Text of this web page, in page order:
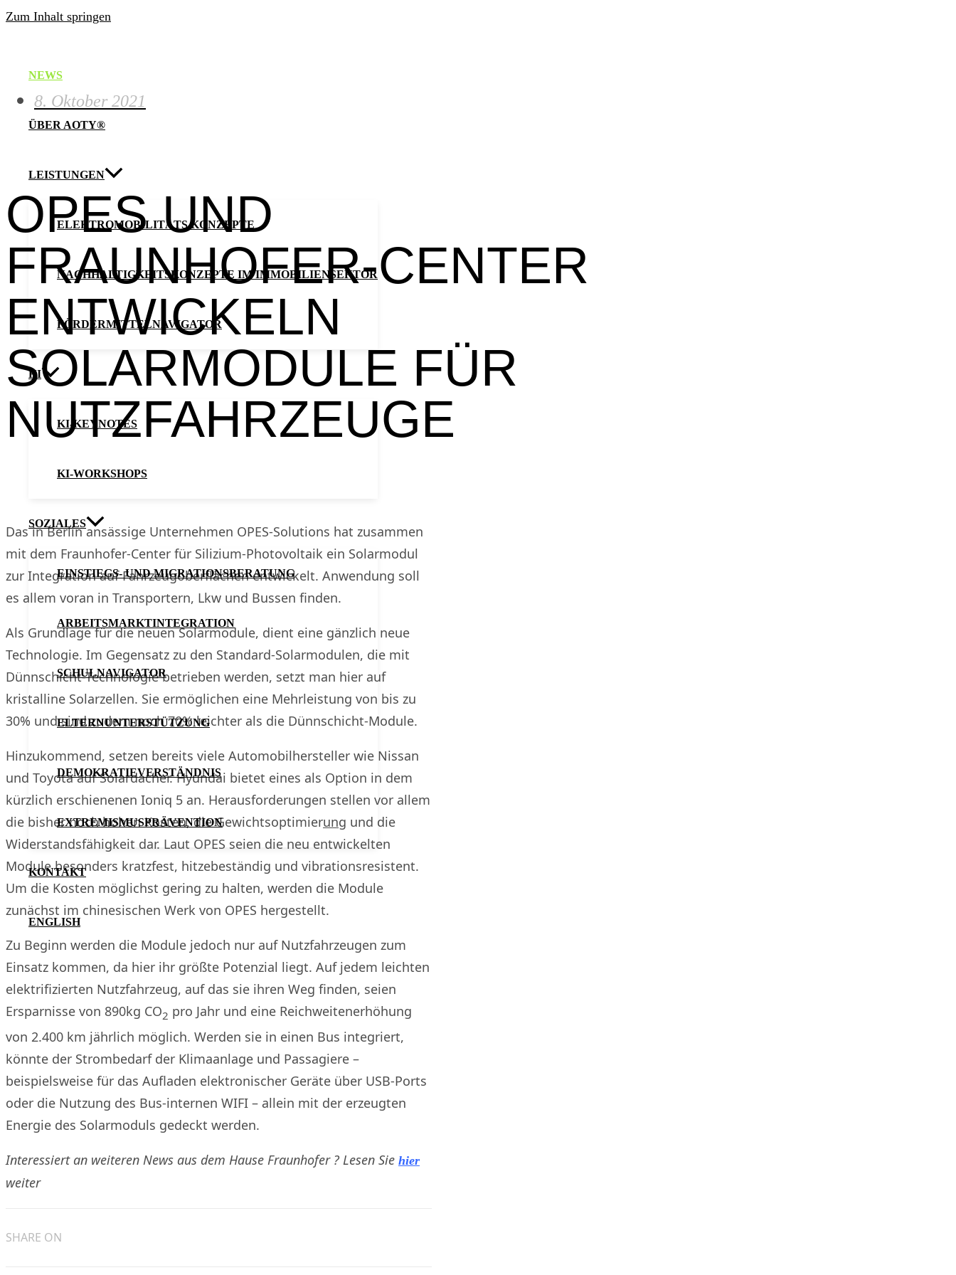
Zum Inhalt springen
NEWS
ÜBER AOTY®
LEISTUNGEN
ELEKTROMOBILITÄTS KONZEPTE
NACHHALTIGKEITSKONZEPTE IM IMMOBILIENSEKTOR
FÖRDERMITTELNAVIGATOR
KI
KI-KEYNOTES
KI-WORKSHOPS
SOZIALES
EINSTIEGS- UND MIGRATIONSBERATUNG
ARBEITSMARKTINTEGRATION
SCHULNAVIGATOR
ELTERNUNTERSTÜTZUNG
DEMOKRATIEVERSTÄNDNIS
EXTREMISMUSPRÄVENTION
KONTAKT
ENGLISH
8. Oktober 2021
OPES UND
FRAUNHOFER-CENTER
ENTWICKELN
SOLARMODULE FÜR
NUTZFAHRZEUGE
Das in Berlin ansässige Unternehmen OPES-Solutions hat zusammen
mit dem Fraunhofer-Center für Silizium-Photovoltaik ein Solarmodul
zur Integration auf Fahrzeugoberflächen entwickelt. Anwendung soll
es allem voran in Transportern, Lkw und Bussen finden.
Als Grundlage für die neuen Solarmodule, dient eine gänzlich neue
Technologie. Im Gegensatz zu den Standard-Solarmodulen, die mit
Dünnschicht-Technologie betrieben werden, setzt man hier auf
kristalline Solarzellen. Sie ermöglichen eine Mehrleistung von bis zu
30% und sind zudem noch 70% leichter als die Dünnschicht-Module.
Hinzukommend, setzen bereits viele Automobilhersteller wie Nissan
und Toyota auf Solardächer. Hyundai bietet eines als Option in dem
kürzlich erschienenen Ioniq 5 an. Herausforderungen stellen vor allem
die bisher noch hohen Kosten, die Gewichtsoptimierung und die
Widerstandsfähigkeit dar. Laut OPES seien die neu entwickelten
Module besonders kratzfest, hitzebeständig und vibrationsresistent.
Um die Kosten möglichst gering zu halten, werden die Module
zunächst im chinesischen Werk von OPES hergestellt.
Zu Beginn werden die Module jedoch nur auf Nutzfahrzeugen zum
Einsatz kommen, da hier ihr größte Potenzial liegt. Auf jedem leichten
elektrifizierten Nutzfahrzeug, auf das sie ihren Weg finden, seien
Ersparnisse von 890kg CO2 pro Jahr und eine Reichweitenerhöhung
von 2.400 km jährlich möglich. Werden sie in einen Bus integriert,
könnte der Strombedarf der Klimaanlage und Passagiere –
beispielsweise für das Aufladen elektronischer Geräte über USB-Ports
oder die Nutzung des Bus-internen WIFI – allein mit der erzeugten
Energie des Solarmoduls gedeckt werden.
Interessiert an weiteren News aus dem Hause Fraunhofer ? Lesen Sie hier
weiter
SHARE ON